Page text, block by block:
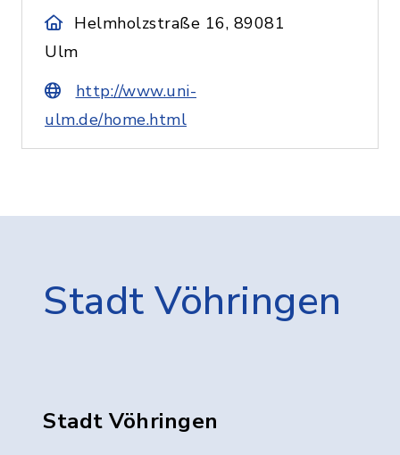
Helmholzstraße 16, 89081
Ulm
http://www.uni-
ulm.de/home.html
Stadt Vöhringen
Stadt Vöhringen